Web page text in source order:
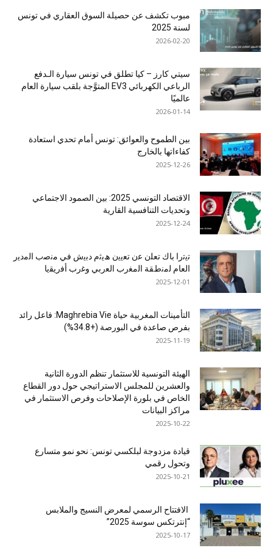
مبوب تكشف عن حصيلة السوق العقاري في تونس
لسنة 2025
2026-02-20
سيتي كارز – كيا تطلق في تونس سيارة الـدفع
الرباعي الكهربائي EV3 المتوَّجة بلقب سيارة العام
عالميًا
2026-01-14
بين الطموح والعوائق: تونس أمام تحدي استعادة
كفاءاتها بالخارج
2025-12-26
الاقتصاد التونسي 2025: بين الصمود الاجتماعي
وتحديات التنافسية القارية
2025-12-24
ﺗﯾﺗرا ﺑﺎك ﺗﻌﻠن ﻋن ﺗﻌﯾﯾن ھﯾﺛم دﺑﯾش ﻓﻲ ﻣﻧﺻب اﻟﻣدﯾر
اﻟﻌﺎم ﻟﻣﻧطﻘﺔ اﻟﻣﻐرب اﻟﻌرﺑﻲ وﻏرب أﻓرﯾﻘﯾﺎ
2025-12-01
التأمينات المغربية حياة Maghrebia Vie: فاعل رائد
بفرص صاعدة في البورصة (+34.8%)
2025-11-19
الهيئة التونسية للاستثمار تنظم الدورة الثانية
والعشرين للمجلس الاستراتيجي حول دور القطاع
الخاص في بلورة الإصلاحات وفرص الاستثمار في
مراكز البيانات
2025-10-22
قيادة مزدوجة لبلكسي تونس: نحو نمو متسارع
وتحول رقمي
2025-10-21
الافتتاح الرسمي لمعرض النسيج والملابس
“إنترتكس سوسة 2025”
2025-10-17